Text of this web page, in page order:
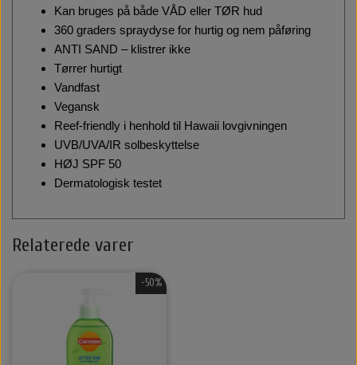
Hårklemmer
Scrunchie
Hårelastikker
Hårnåle
Scrunchie
Øreringe
Armbånd
Belvu Elastikker
Elastikker
That’s So Make up
Kan bruges på både VÅD eller TØR hud
360 graders spraydyse for hurtig og nem påføring
ANTI SAND – klistrer ikke
Tørrer hurtigt
Vandfast
Vegansk
Reef-friendly i henhold til Hawaii lovgivningen
UVB/UVA/IR solbeskyttelse
HØJ SPF 50
Dermatologisk testet
Relaterede varer
-50%